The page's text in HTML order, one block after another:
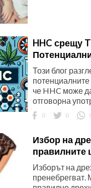
HHC срещу
Този блог
че HHC може
отговорна
0 0
Избор на
правилните
Изборът на
пренебрегват.